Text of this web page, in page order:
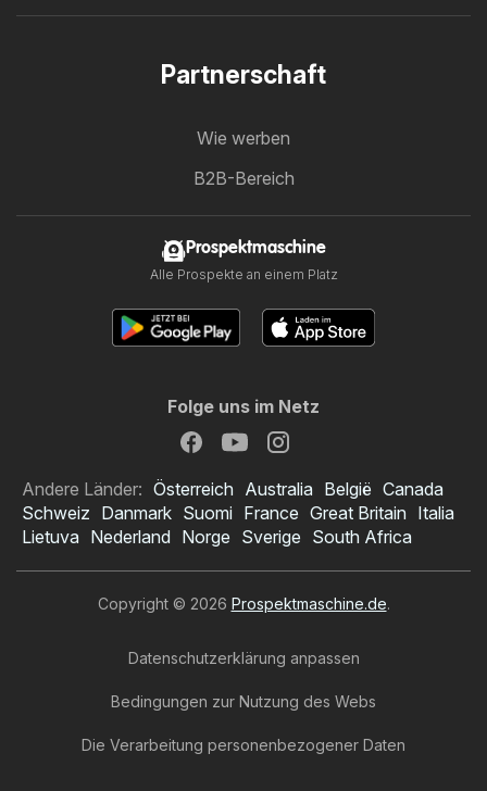
Partnerschaft
Wie werben
B2B-Bereich
Prospektmaschine
Alle Prospekte an einem Platz
Folge uns im Netz
Andere Länder: Österreich Australia België Canada
Schweiz Danmark Suomi France Great Britain Italia
Lietuva Nederland Norge Sverige South Africa
Copyright © 2026 Prospektmaschine.de.
Datenschutzerklärung anpassen
Bedingungen zur Nutzung des Webs
Die Verarbeitung personenbezogener Daten